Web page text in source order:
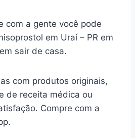
com a gente você pode
em Uraí – PR em
sair de casa.
com produtos originais,
de receita médica ou
Compre com a